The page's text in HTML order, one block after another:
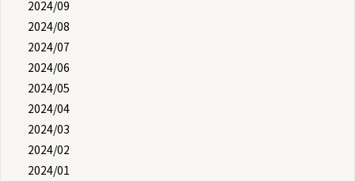
2024/09
2024/08
2024/07
2024/06
2024/05
2024/04
2024/03
2024/02
2024/01